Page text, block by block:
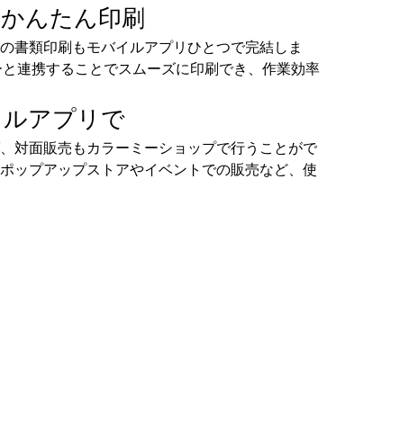
んたん印刷
書類印刷もモバイルアプリひとつで完結しま
連携することでスムーズに印刷でき、作業効率
アプリで
対面販売もカラーミーショップで行うことがで
ップアップストアやイベントでの販売など、使